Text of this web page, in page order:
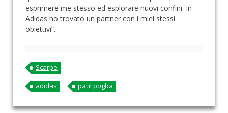
esprimere me stesso ed esplorare nuovi confini. In
Adidas ho trovato un partner con i miei stessi
obiettivi”.
Scarpe
adidas
paul pogba